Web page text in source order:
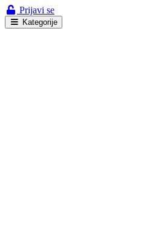
Prijavi se
Kategorije